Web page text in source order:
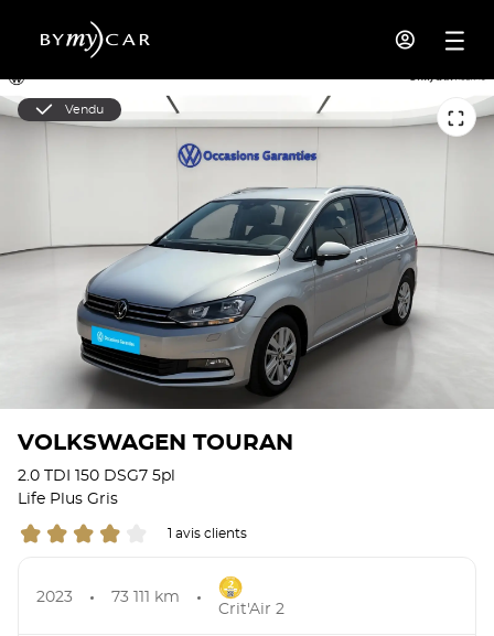
Vendu
VOLKSWAGEN TOURAN
2.0 TDI 150 DSG7 5pl
Life Plus Gris
1 avis clients
2023 73 111 km
Crit'Air 2